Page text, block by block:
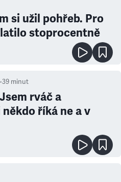
si užil pohřeb. Pro
stoprocentně
•39 minut
rváč a
říká ne a v